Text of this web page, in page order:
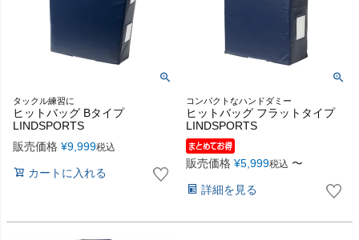
タックル練習に
ヒットバッグ Bタイプ
LINDSPORTS
販売価格 ¥9,999税込
カートに入れる
コンパクトなハンドダミー
ヒットバッグ フラットタイプ
LINDSPORTS
販売価格 ¥5,999税込 〜
詳細を見る